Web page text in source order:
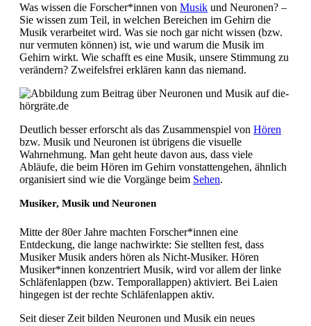
Was wissen die Forscher*innen von Musik und Neuronen? –
Sie wissen zum Teil, in welchen Bereichen im Gehirn die
Musik verarbeitet wird. Was sie noch gar nicht wissen (bzw.
nur vermuten können) ist, wie und warum die Musik im
Gehirn wirkt. Wie schafft es eine Musik, unsere Stimmung zu
verändern? Zweifelsfrei erklären kann das niemand.
Deutlich besser erforscht als das Zusammenspiel von Hören
bzw. Musik und Neuronen ist übrigens die visuelle
Wahrnehmung. Man geht heute davon aus, dass viele
Abläufe, die beim Hören im Gehirn vonstattengehen, ähnlich
organisiert sind wie die Vorgänge beim Sehen.
Musiker, Musik und Neuronen
Mitte der 80er Jahre machten Forscher*innen eine
Entdeckung, die lange nachwirkte: Sie stellten fest, dass
Musiker Musik anders hören als Nicht-Musiker. Hören
Musiker*innen konzentriert Musik, wird vor allem der linke
Schläfenlappen (bzw. Temporallappen) aktiviert. Bei Laien
hingegen ist der rechte Schläfenlappen aktiv.
Seit dieser Zeit bilden Neuronen und Musik ein neues